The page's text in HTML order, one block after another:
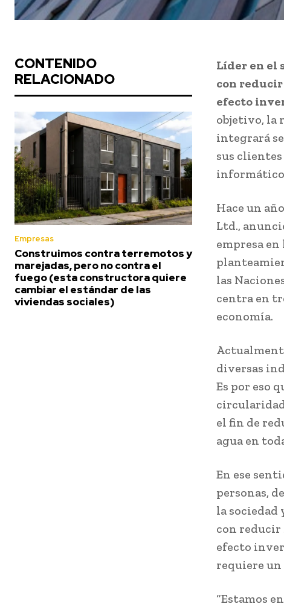
CONTENIDO
RELACIONADO
Empresas
Construimos contra terremotos y
marejadas, pero no contra el
fuego (esta constructora quiere
cambiar el estándar de las
viviendas sociales)
Líder en el
con
efecto
objetivo, la
integrará
sus
Hace un
Ltd.,
empresa
las
centra en
economía.
diversas
Es por eso
el fin de
agua en
En ese
personas,
la sociedad
con reducir
efecto
requiere
“Estamos